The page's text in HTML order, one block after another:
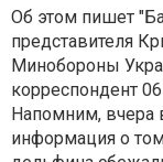
Об этом пишет "
представителя
Минобороны
корреспондент
Напомним, вчера
информация о